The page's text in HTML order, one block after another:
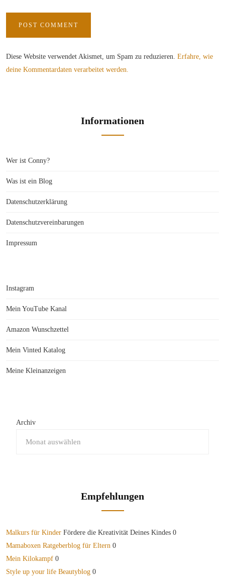
Diese Website verwendet Akismet, um Spam zu reduzieren. Erfahre, wie
deine Kommentardaten verarbeitet werden.
Informationen
Wer ist Conny?
Was ist ein Blog
Datenschutzerklärung
Datenschutzvereinbarungen
Impressum
Instagram
Mein YouTube Kanal
Amazon Wunschzettel
Mein Vinted Katalog
Meine Kleinanzeigen
Archiv
Empfehlungen
Malkurs für Kinder Fördere die Kreativität Deines Kindes 0
Mamaboxen Ratgeberblog für Eltern 0
Mein Kilokampf 0
Style up your life Beautyblog 0